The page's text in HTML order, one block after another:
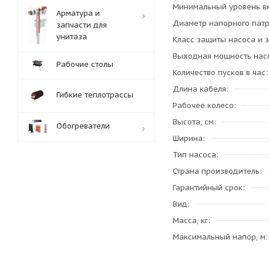
Минимальный уровень
Диаметр напорного
Класс защиты насоса и
Выходная мощность
Количество пусков в час
Длина кабеля
Рабочее колесо
Высота, см
Ширина
Тип насоса
Страна производитель
Гарантийный срок
Вид
Масса, кг
Максимальный напор, м
Арматура и
запчасти для
унитаза
Рабочие столы
Гибкие теплотрассы
Обогреватели